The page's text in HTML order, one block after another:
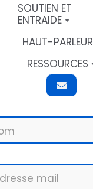
SOUTIEN ET
ENTRAIDE
HAUT-PARLEUR
RESSOURCES